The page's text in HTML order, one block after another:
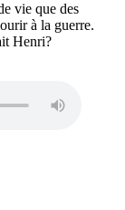
vie que des
à la guerre.
Henri?